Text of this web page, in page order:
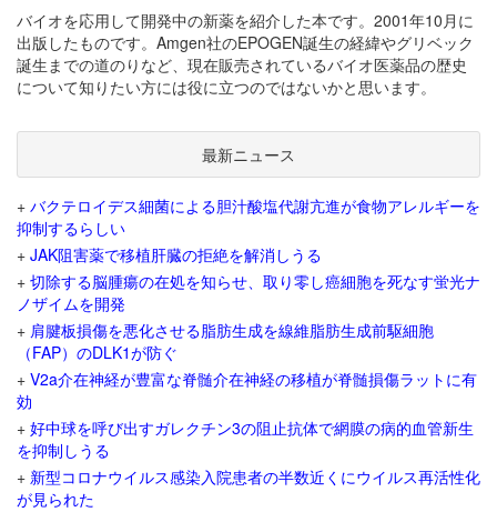
バイオを応用して開発中の新薬を紹介した本です。2001年10月に
出版したものです。Amgen社のEPOGEN誕生の経緯やグリベック
誕生までの道のりなど、現在販売されているバイオ医薬品の歴史
について知りたい方には役に立つのではないかと思います。
最新ニュース
+ バクテロイデス細菌による胆汁酸塩代謝亢進が食物アレルギーを
抑制するらしい
+ JAK阻害薬で移植肝臓の拒絶を解消しうる
+ 切除する脳腫瘍の在処を知らせ、取り零し癌細胞を死なす蛍光ナ
ノザイムを開発
+ 肩腱板損傷を悪化させる脂肪生成を線維脂肪生成前駆細胞
（FAP）のDLK1が防ぐ
+ V2a介在神経が豊富な脊髄介在神経の移植が脊髄損傷ラットに有
効
+ 好中球を呼び出すガレクチン3の阻止抗体で網膜の病的血管新生
を抑制しうる
+ 新型コロナウイルス感染入院患者の半数近くにウイルス再活性化
が見られた